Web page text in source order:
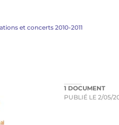
et concerts 2010-2011
1 DOCUMENT
PUBLIÉ LE 2/05/